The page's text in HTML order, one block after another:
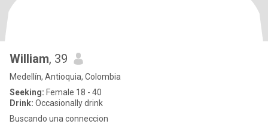
William, 39
Medellín, Antioquia, Colombia
Seeking: Female 18 - 40
Drink: Occasionally drink
Buscando una conneccion